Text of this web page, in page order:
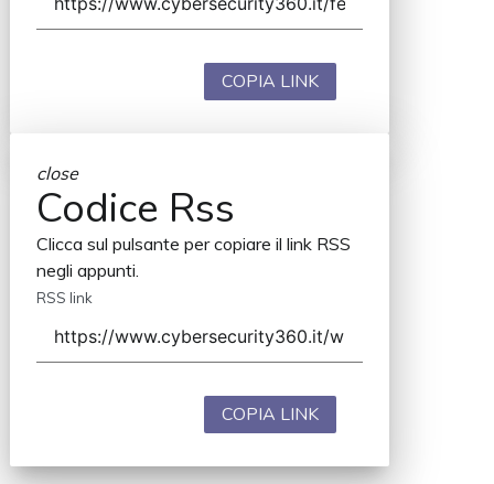
COPIA LINK
close
Codice Rss
Clicca sul pulsante per copiare il link RSS
negli appunti.
RSS link
COPIA LINK